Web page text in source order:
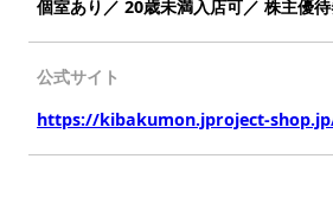
個室あり／ 20歳未満入店可／ 株主優
公式サイト
https://kibakumon.jproject-